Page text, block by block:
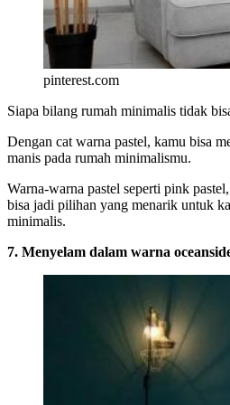
pinterest.com
Siapa bilang rumah minimalis tidak
Dengan cat warna pastel, kamu bisa
manis pada rumah minimalismu.
Warna-warna pastel seperti pink
bisa jadi pilihan yang menarik untuk
minimalis.
7. Menyelam dalam warna